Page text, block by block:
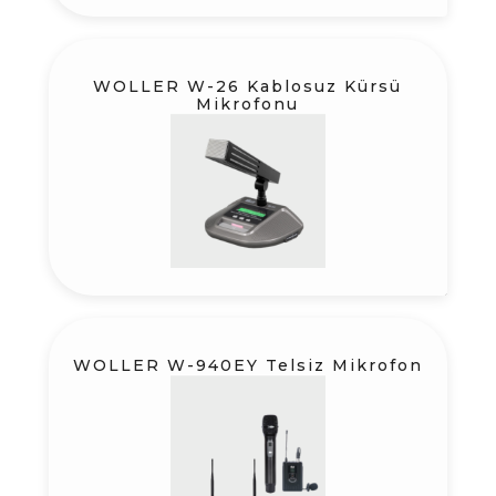
WOLLER W-26 Kablosuz Kürsü
Mikrofonu
WOLLER W-940EY Telsiz Mikrofon